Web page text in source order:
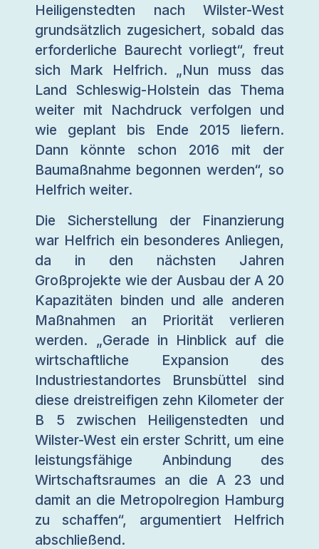
Heiligenstedten nach Wilster-West
grundsätzlich zugesichert, sobald das
erforderliche Baurecht vorliegt“, freut
sich Mark Helfrich. „Nun muss das
Land Schleswig-Holstein das Thema
weiter mit Nachdruck verfolgen und
wie geplant bis Ende 2015 liefern.
Dann könnte schon 2016 mit der
Baumaßnahme begonnen werden“, so
Helfrich weiter.
Die Sicherstellung der Finanzierung
war Helfrich ein besonderes Anliegen,
da in den nächsten Jahren
Großprojekte wie der Ausbau der A 20
Kapazitäten binden und alle anderen
Maßnahmen an Priorität verlieren
werden. „Gerade in Hinblick auf die
wirtschaftliche Expansion des
Industriestandortes Brunsbüttel sind
diese dreistreifigen zehn Kilometer der
B 5 zwischen Heiligenstedten und
Wilster-West ein erster Schritt, um eine
leistungsfähige Anbindung des
Wirtschafts­raumes an die A 23 und
damit an die Metropolregion Hamburg
zu schaffen“, argumentiert Helfrich
abschließend.